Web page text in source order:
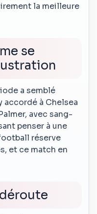
la meilleure
se
a semblé
accordé à Chelsea
avec sang-
penser à une
réserve
et ce match en